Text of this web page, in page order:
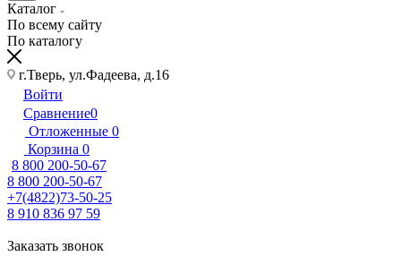
Каталог
По всему сайту
По каталогу
г.Тверь, ул.Фадеева, д.16
Войти
Сравнение0
Отложенные 0
Корзина 0
8 800 200-50-67
8 800 200-50-67
+7(4822)73-50-25
8 910 836 97 59
Заказать звонок